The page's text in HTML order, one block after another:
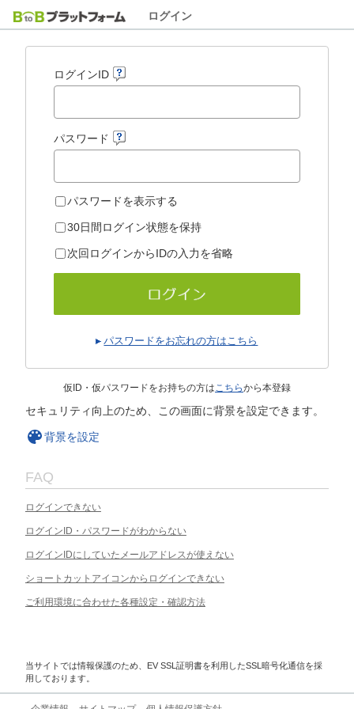
ログイン
ログインID
パスワード
パスワードを表示する
30日間ログイン状態を保持
次回ログインからIDの入力を省略
パスワードをお忘れの方はこちら
仮ID・仮パスワードをお持ちの方はこちらから本登録
セキュリティ向上のため、この画面に背景を設定できます。
背景を設定
FAQ
ログインできない
ログインID・パスワードがわからない
ログインIDにしていたメールアドレスが使えない
ショートカットアイコンからログインできない
ご利用環境に合わせた各種設定・確認方法
当サイトでは情報保護のため、EV SSL証明書を利用したSSL暗号化通信を採
用しております。